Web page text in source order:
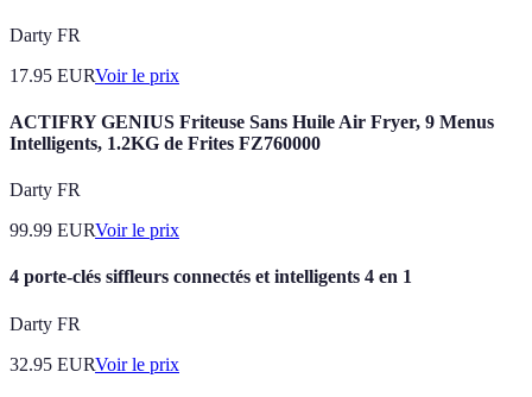
Darty FR
17.95 EURVoir le prix
ACTIFRY GENIUS Friteuse Sans Huile Air Fryer, 9 Menus
Intelligents, 1.2KG de Frites FZ760000
Darty FR
99.99 EURVoir le prix
4 porte-clés siffleurs connectés et intelligents 4 en 1
Darty FR
32.95 EURVoir le prix